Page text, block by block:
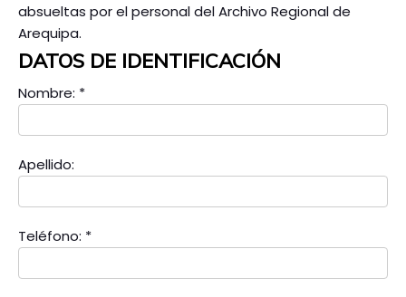
absueltas por el personal del Archivo Regional de
Arequipa.
DATOS DE IDENTIFICACIÓN
Nombre: *
Apellido:
Teléfono: *